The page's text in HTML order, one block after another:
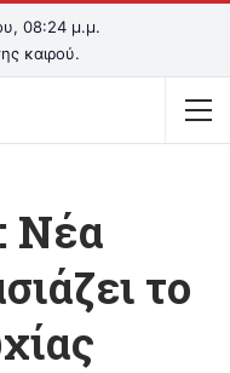
08:24 μ.μ.
καιρού.
Νέα
το